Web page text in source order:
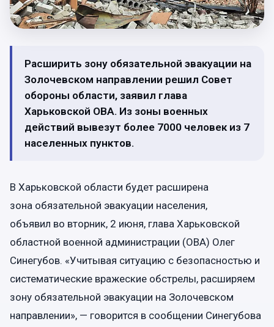
Расширить зону обязательной эвакуации на
Золочевском направлении решил Совет
обороны области, заявил глава
Харьковской ОВА. Из зоны военных
действий вывезут более 7000 человек из 7
населенных пунктов.
В Харьковской области будет расширена
зона обязательной эвакуации населения,
объявил во вторник, 2 июня, глава Харьковской
областной военной администрации (ОВА) Олег
Синегубов. «Учитывая ситуацию с безопасностью и
систематические вражеские обстрелы, расширяем
зону обязательной эвакуации на Золочевском
направлении», — говорится в сообщении Синегубова